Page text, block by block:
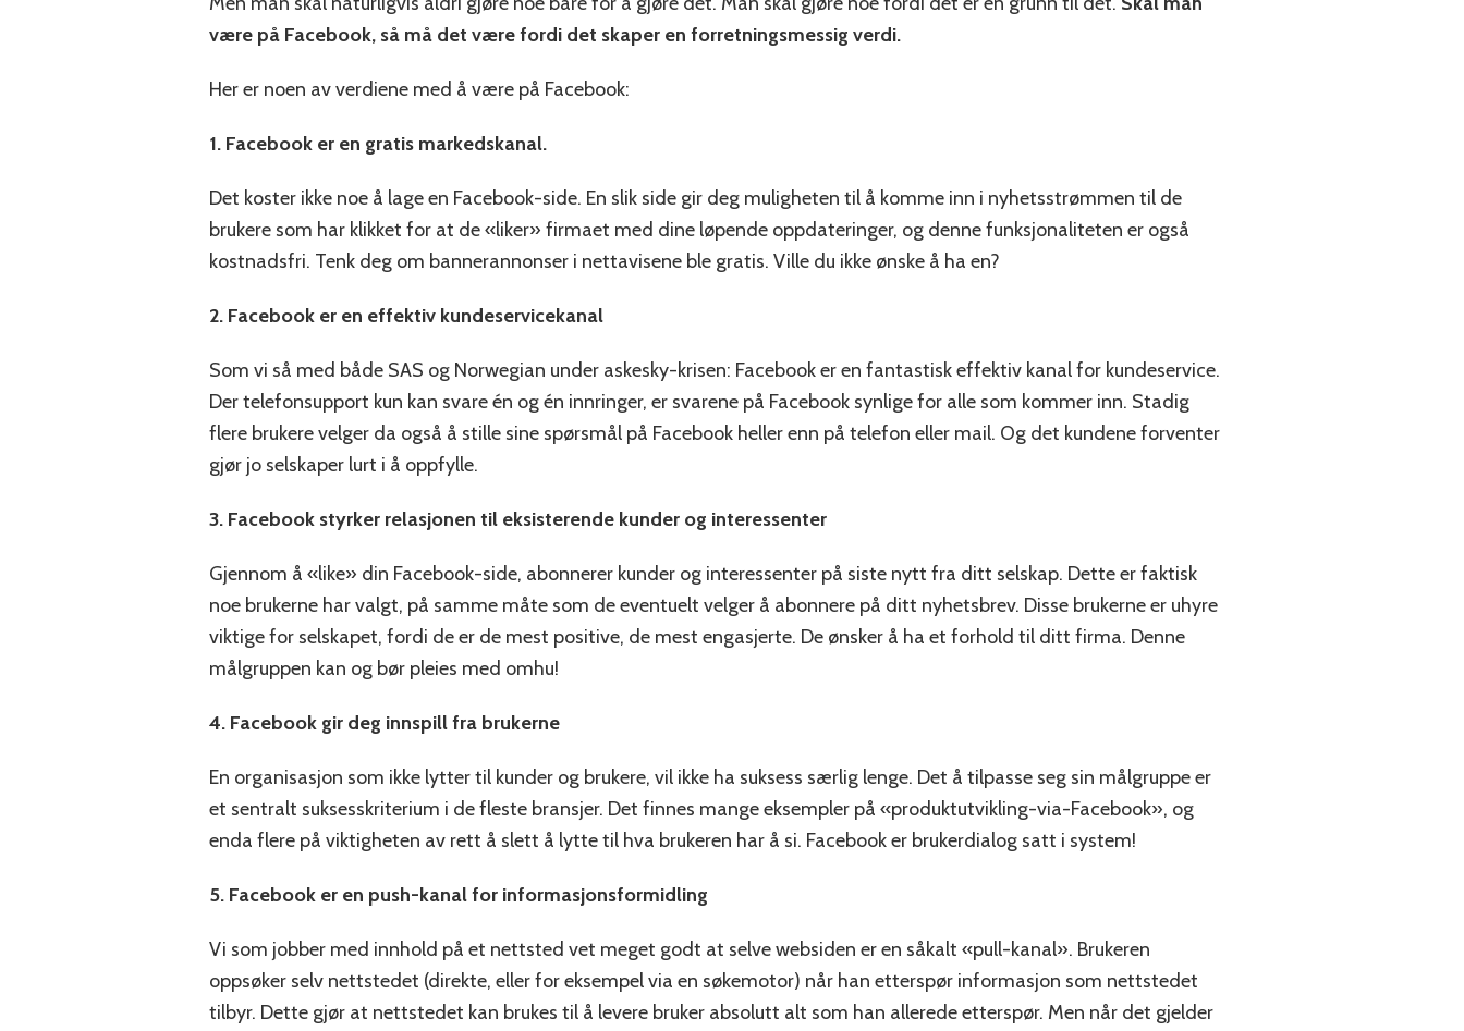
være på Facebook, så må det være fordi det skaper en forretningsmessig verdi.
Her er noen av verdiene med å være på Facebook:
1. Facebook er en gratis markedskanal.
Det koster ikke noe å lage en Facebook-side. En slik side gir deg muligheten til å komme inn i nyhetsstrømmen til de
brukere som har klikket for at de «liker» firmaet med dine løpende oppdateringer, og denne funksjonaliteten er også
kostnadsfri. Tenk deg om bannerannonser i nettavisene ble gratis. Ville du ikke ønske å ha en?
2. Facebook er en effektiv kundeservicekanal
Som vi så med både SAS og Norwegian under askesky-krisen: Facebook er en fantastisk effektiv kanal for kundeservice.
Der telefonsupport kun kan svare én og én innringer, er svarene på Facebook synlige for alle som kommer inn. Stadig
flere brukere velger da også å stille sine spørsmål på Facebook heller enn på telefon eller mail. Og det kundene forventer
gjør jo selskaper lurt i å oppfylle.
3. Facebook styrker relasjonen til eksisterende kunder og interessenter
Gjennom å «like» din Facebook-side, abonnerer kunder og interessenter på siste nytt fra ditt selskap. Dette er faktisk
noe brukerne har valgt, på samme måte som de eventuelt velger å abonnere på ditt nyhetsbrev. Disse brukerne er uhyre
viktige for selskapet, fordi de er de mest positive, de mest engasjerte. De ønsker å ha et forhold til ditt firma. Denne
målgruppen kan og bør pleies med omhu!
4. Facebook gir deg innspill fra brukerne
En organisasjon som ikke lytter til kunder og brukere, vil ikke ha suksess særlig lenge. Det å tilpasse seg sin målgruppe er
et sentralt suksesskriterium i de fleste bransjer. Det finnes mange eksempler på «produktutvikling-via-Facebook», og
enda flere på viktigheten av rett å slett å lytte til hva brukeren har å si. Facebook er brukerdialog satt i system!
5. Facebook er en push-kanal for informasjonsformidling
Vi som jobber med innhold på et nettsted vet meget godt at selve websiden er en såkalt «pull-kanal». Brukeren
oppsøker selv nettstedet (direkte, eller for eksempel via en søkemotor) når han etterspør informasjon som nettstedet
tilbyr. Dette gjør at nettstedet kan brukes til å levere bruker absolutt alt som han allerede etterspør. Men når det gjelder